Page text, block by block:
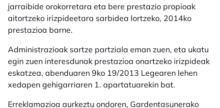
jarraibide orokorretara eta bere prestazio propioak
aitortzeko irizpideetara sarbidea lortzeko, 2014ko
prestazioa barne.
Administrazioak sartze partziala eman zuen, eta ukatu
egin zuen interesdunak prestazioa onartzeko irizpideak
eskatzea, abenduaren 9ko 19/2013 Legearen lehen
xedapen gehigarriaren 1. apartatuarekin bat.
Erreklamazioa aurkeztu ondoren, Gardentasunerako